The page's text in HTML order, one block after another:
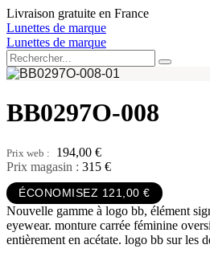
Aller
au
contenu
Livraison gratuite en France
Lunettes de marque
Lunettes de marque
BB0297O-008
194,00 €
Prix magasin : 315 €
ÉCONOMISEZ 121,00 €
Nouvelle gamme à logo bb, élément
eyewear. monture carrée féminine
entièrement en acétate. logo bb sur les